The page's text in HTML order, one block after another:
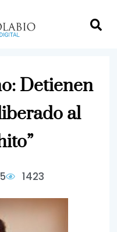
Detienen
al
1423